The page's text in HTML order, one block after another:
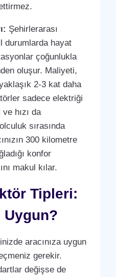
Şehirlerarası
durumlarda hayat
çoğunlukla
oluşur. Maliyeti,
2-3 kat daha
sadece elektriği
hızı da
sırasında
300 kilometre
konfor
makul kılar.
Tipleri:
Uygun?
aracınıza uygun
gerekir.
değişse de